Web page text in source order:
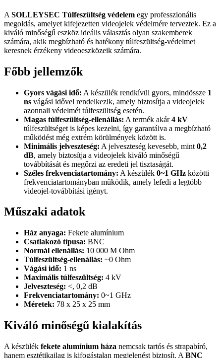
A SOLLEYSEC Túlfeszültség védelem egy professzionális
megoldás, amelyet kifejezetten videojelek védelmére terveztek. Ez a
kiváló minőségű eszköz ideális választás olyan szakemberek
számára, akik megbízható és hatékony túlfeszültség-védelmet
keresnek érzékeny videoeszközeik számára.
Főbb jellemzők
Gyors vágási idő: A készülék rendkívül gyors, mindössze 1
ns vágási idővel rendelkezik, amely biztosítja a videojelek
azonnali védelmét túlfeszültség esetén.
Magas túlfeszültség-ellenállás: A termék akár4 kV
túlfeszültséget is képes kezelni, így garantálva a megbízható
működést még extrém körülmények között is.
Minimális jelveszteség: A jelveszteség kevesebb, mint 0,2
dB, amely biztosítja a videojelek kiváló minőségű
továbbítását és megőrzi az eredeti jel tisztaságát.
Széles frekvenciatartomány: A készülék 0~1 GHz közötti
frekvenciatartományban működik, amely lefedi a legtöbb
videojel-továbbítási igényt.
Műszaki adatok
Ház anyaga: Fekete alumínium
Csatlakozó típusa: BNC
Normál ellenállás: 10 000 M Ohm
Túlfeszültség-ellenállás: ~0 Ohm
Vágási idő: 1 ns
Maximális túlfeszültség: 4 kV
Jelveszteség: <, 0,2 dB
Frekvenciatartomány: 0~1 GHz
Méretek: 78 x 25 x 25 mm
Kiváló minőségű kialakítás
A készülék fekete alumínium háza nemcsak tartós és strapabíró,
hanem esztétikailag is kifogástalan megjelenést biztosít. A BNC